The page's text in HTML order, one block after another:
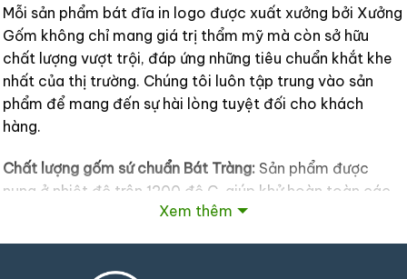
Mỗi sản phẩm bát đĩa in logo được xuất xưởng bởi Xưởng
Gốm không chỉ mang giá trị thẩm mỹ mà còn sở hữu
chất lượng vượt trội, đáp ứng những tiêu chuẩn khắt khe
nhất của thị trường. Chúng tôi luôn tập trung vào sản
phẩm để mang đến sự hài lòng tuyệt đối cho khách
hàng.
Chất lượng gốm sứ chuẩn Bát Tràng: Sản phẩm được
nung ở nhiệt độ trên 1200 độ C, giúp khử hoàn toàn các
tạp chất kim loại nặng như chì, cadium, đảm bảo xương
An toàn tuyệt đối cho sức khỏe:
Xem thêm